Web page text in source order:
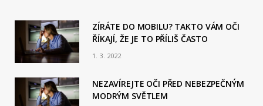
ZÍRÁTE DO MOBILU? TAKTO VÁM OČI
ŘÍKAJÍ, ŽE JE TO PŘÍLIŠ ČASTO
1. 3. 2022
NEZAVÍREJTE OČI PŘED NEBEZPEČNÝM
MODRÝM SVĚTLEM